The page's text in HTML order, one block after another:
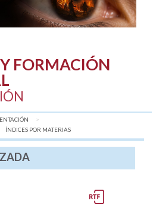
FORMACIÓN
AQUÍ:
ÍNDICES POR MATERIAS